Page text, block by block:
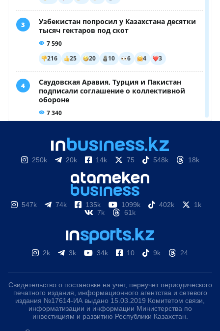
250k 20k 14k 75 548k 18k
547k 74k 135k 1099k 402k
1k
7k
61k
2k 3k 34k 10 9k 24
Свидетельство о постановке на учет, переучет периодического
печатного издания, информационного агентства и сетевого
издания №17614-ИА выдано 15.03.2019 Комитетом связи,
информатизации и информации Министерства по
инвестициям и развитию Республики Казахстан.